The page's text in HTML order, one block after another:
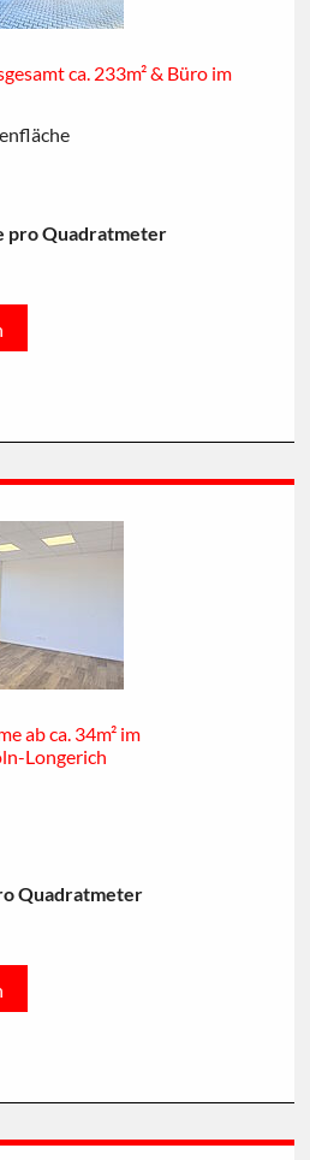
ca. 233m² & Büro im
pro Quadratmeter
ab ca. 34m² im
Longerich
Quadratmeter